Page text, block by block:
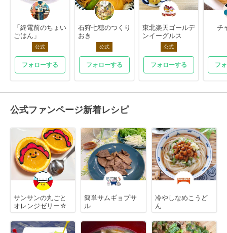
「終電前のちょい
ごはん」
公式
フォローする
石狩七穂のつくり
おき
公式
フォローする
東北楽天ゴールデ
ンイーグルス
公式
フォローする
チ
フ
公式ファンページ新着レシピ
サンサンの丸ごと
オレンジゼリー☆
簡単サムギョプサ
ル
冷やしなめこうど
ん